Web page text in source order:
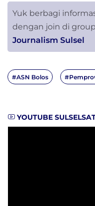
Yuk berbagi
dengan join di
Journalism Sulsel
#ASN Bolos
YOUTUBE